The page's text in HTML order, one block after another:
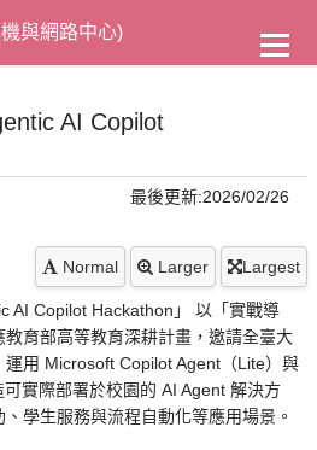
與網路中心)
AI Copilot
最後更新:2026/02/26
Normal Larger Largest
AI Copilot Hackathon」 以「實戰導
育部高等教育深耕計畫，邀請全臺大
用 Microsoft Copilot Agent（Lite）與
實際部署於校園的 AI Agent 解決方
學生服務與流程自動化等應用場景。